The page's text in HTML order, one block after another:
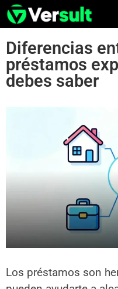
Diferencias
préstamos
debes saber
Los préstamos son